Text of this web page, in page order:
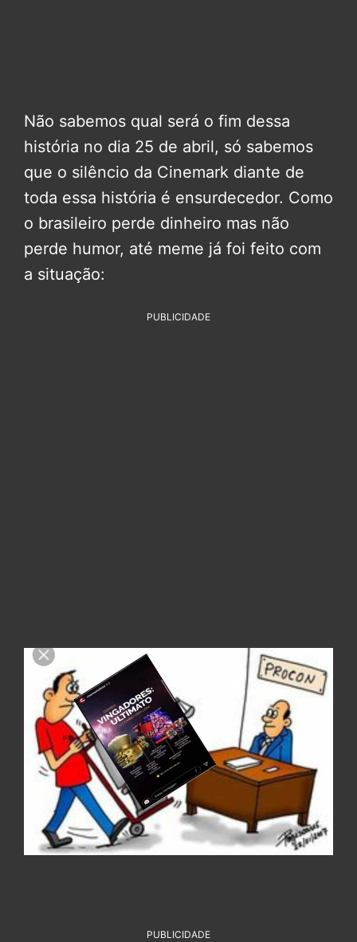
Não sabemos qual será o fim dessa
história no dia 25 de abril, só sabemos
que o silêncio da Cinemark diante de
toda essa história é ensurdecedor. Como
o brasileiro perde dinheiro mas não
perde humor, até meme já foi feito com
a situação:
PUBLICIDADE
PUBLICIDADE